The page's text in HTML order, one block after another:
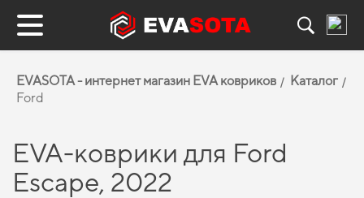
EVASOTA - интернет магазин EVA ковриков
Каталог
Ford
EVA-коврики для Ford
Escape, 2022